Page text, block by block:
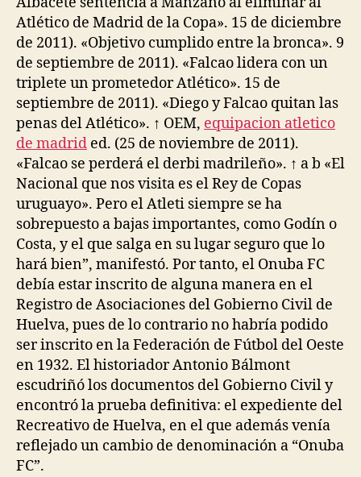
Atlético de Madrid de la Copa». 15 de diciembre
de 2011). «Objetivo cumplido entre la bronca». 9
de septiembre de 2011). «Falcao lidera con un
triplete un prometedor Atlético». 15 de
septiembre de 2011). «Diego y Falcao quitan las
penas del Atlético». ↑ OEM, equipacion atletico
de madrid ed. (25 de noviembre de 2011).
«Falcao se perderá el derbi madrileño». ↑ a b «El
Nacional que nos visita es el Rey de Copas
uruguayo». Pero el Atleti siempre se ha
sobrepuesto a bajas importantes, como Godín o
Costa, y el que salga en su lugar seguro que lo
hará bien”, manifestó. Por tanto, el Onuba FC
debía estar inscrito de alguna manera en el
Registro de Asociaciones del Gobierno Civil de
Huelva, pues de lo contrario no habría podido
ser inscrito en la Federación de Fútbol del Oeste
en 1932. El historiador Antonio Bálmont
escudriñó los documentos del Gobierno Civil y
encontró la prueba definitiva: el expediente del
Recreativo de Huelva, en el que además venía
reflejado un cambio de denominación a “Onuba
FC”.